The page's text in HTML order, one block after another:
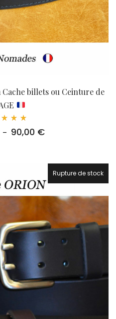
billets ou Ceinture de
– 90,00 €Plage
80,00 €
90,00 €
Rupture de stock